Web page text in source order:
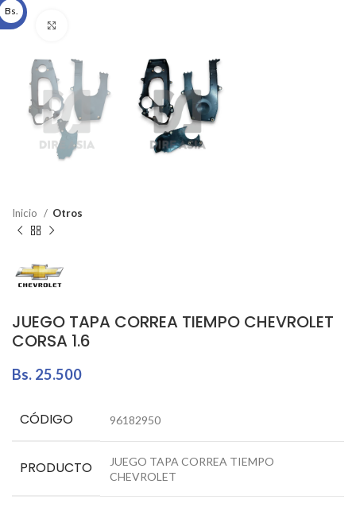
Inicio Otros
JUEGO TAPA CORREA TIEMPO CHEVROLET
CORSA 1.6
Bs. 25.500
CÓDIGO 96182950
PRODUCTO
JUEGO TAPA CORREA TIEMPO
CHEVROLET
Bs.